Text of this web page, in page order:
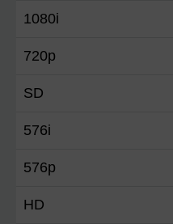
1080i
720p
SD
576i
576p
HD